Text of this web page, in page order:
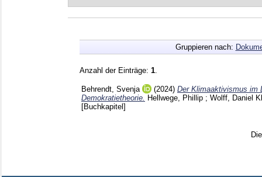
Gruppieren nach:
Anzahl der Einträge: 1
Behrendt, Svenja (2024) Der Klimaaktivismus im
Demokratietheorie.
Hellwege, Phillip ; Wolff, Daniel
[Buchkapitel]